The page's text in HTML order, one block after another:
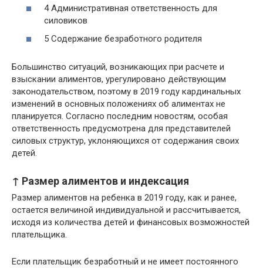
4 Административная ответственность для
силовиков
5 Содержание безработного родителя
Большинство ситуаций, возникающих при расчете и
взыскании алиментов, урегулировано действующим
законодательством, поэтому в 2019 году кардинальных
изменений в основных положениях об алиментах не
планируется. Согласно последним новостям, особая
ответственность предусмотрена для представителей
силовых структур, уклоняющихся от содержания своих
детей.
↑ Размер алиментов и индексация
Размер алиментов на ребенка в 2019 году, как и ранее,
остается величиной индивидуальной и рассчитывается,
исходя из количества детей и финансовых возможностей
плательщика.
Если плательщик безработный и не имеет постоянного